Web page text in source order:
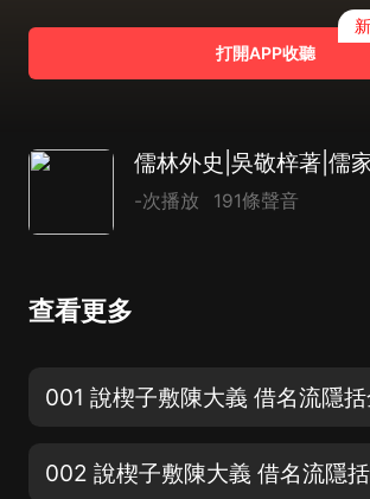
打開APP收聽
-次播放 191條聲音
查看更多